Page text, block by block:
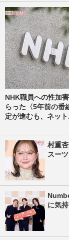
NHK職員への性加
らった〈5年前の番
定が進むも、ネット
村重
スー
に気